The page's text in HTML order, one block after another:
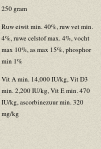
250 gram
Ruw eiwit min. 40%, ruw vet min.
4%, ruwe celstof max. 4%, vocht
max 10%, as max 15%, phosphor
min 1%
Vit A min. 14,000 IU/kg, Vit D3
min. 2,200 IU/kg, Vit E min. 470
IU/kg, ascorbinezuur min. 320
mg/kg